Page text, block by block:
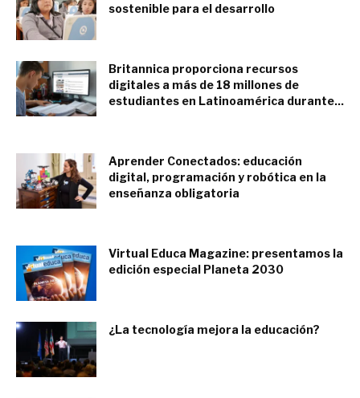
sostenible para el desarrollo
Britannica proporciona recursos
digitales a más de 18 millones de
estudiantes en Latinoamérica durante...
Aprender Conectados: educación
digital, programación y robótica en la
enseñanza obligatoria
Virtual Educa Magazine: presentamos la
edición especial Planeta 2030
¿La tecnología mejora la educación?